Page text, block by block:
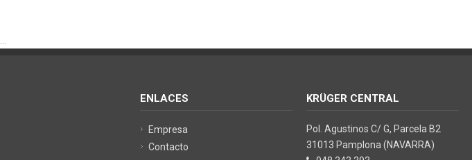
ENLACES
Empresa
Contacto
KRÜGER CENTRAL
Pol. Agustinos C/ G, Parcela B2
31013 Pamplona (NAVARRA)